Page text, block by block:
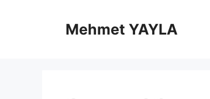
Mehmet YAYLA